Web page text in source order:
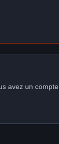
avez un compte,